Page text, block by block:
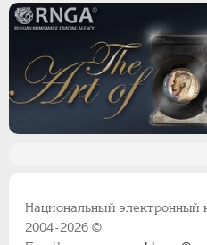
Национальный электронный
2004-2026 ©